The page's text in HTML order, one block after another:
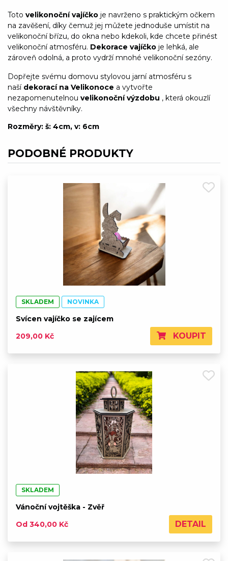
Toto velikonoční vajíčko je navrženo s praktickým očkem
na zavěšení, díky čemuž jej můžete jednoduše umístit na
velikonoční břízu, do okna nebo kdekoli, kde chcete přinést
velikonoční atmosféru. Dekorace vajíčko je lehká, ale
zároveň odolná, a proto vydrží mnohé velikonoční sezóny.
Dopřejte svému domovu stylovou jarní atmosféru s
naší dekorací na Velikonoce a vytvořte
nezapomenutelnou velikonoční výzdobu , která okouzlí
všechny návštěvníky.
Rozměry: š: 4cm, v: 6cm
PODOBNÉ PRODUKTY
SKLADEM NOVINKA
Svícen vajíčko se zajícem
209,00 Kč
KOUPIT
SKLADEM
Vánoční vojtěška - Zvěř
Od 340,00 Kč
DETAIL